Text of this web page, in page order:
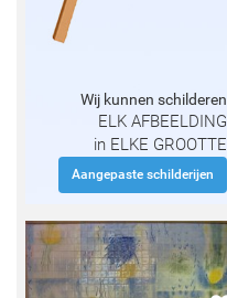
Wij kunnen schilderen
ELK AFBEELDING
in ELKE GROOTTE
Aangepaste schilderijen